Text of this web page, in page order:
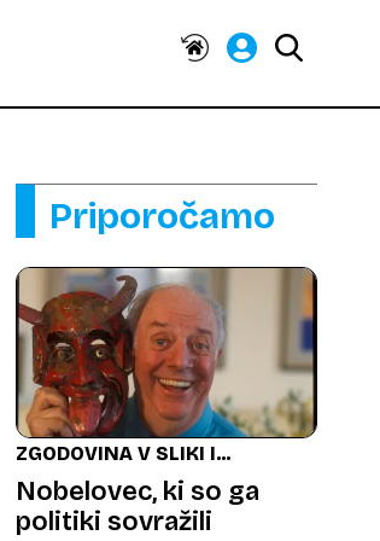
Priporočamo
ZGODOVINA V SLIKI IN
BESEDI
Nobelovec, ki so ga
politiki sovražili